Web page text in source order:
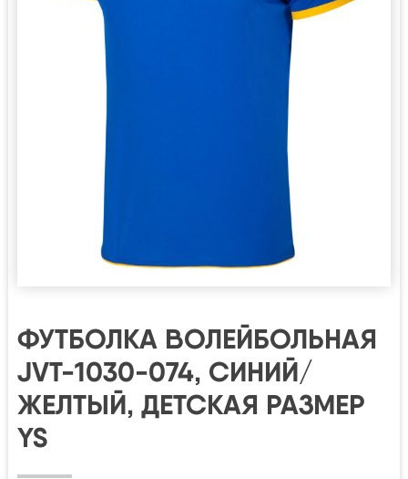
ФУТБОЛКА ВОЛЕЙБОЛЬНАЯ
JVT-1030-074, СИНИЙ/
ЖЕЛТЫЙ, ДЕТСКАЯ РАЗМЕР
YS